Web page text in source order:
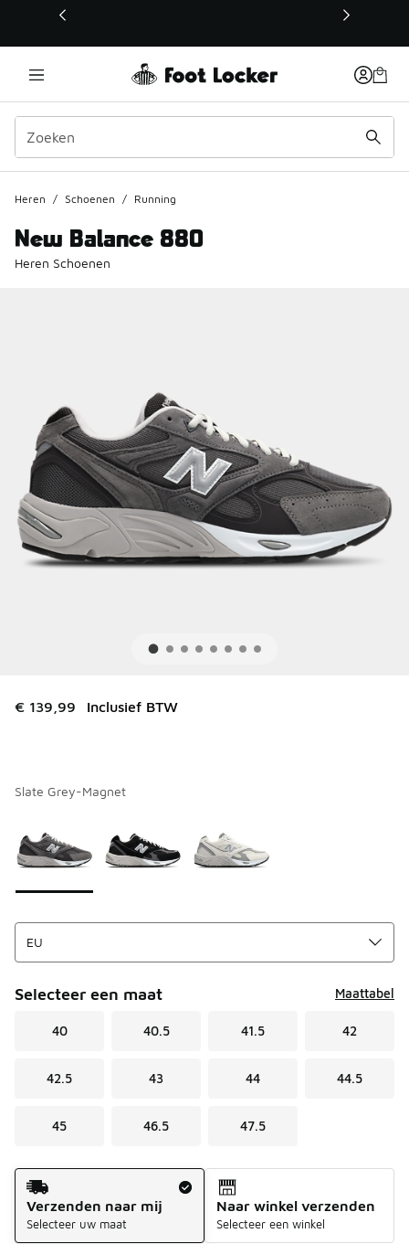
Deze link wordt geopend in een nieuw venster
Heren / Schoenen / Running
New Balance 880
Heren Schoenen
€ 139,99 Inclusief BTW
Slate Grey-Magnet
Selecteer een maat Maattabel
40 40.5 41.5 42
42.5 43 44 44.5
45 46.5 47.5
Verzendmethode
Verzenden naar mij
Selecteer uw maat
Naar winkel verzenden
Selecteer een winkel